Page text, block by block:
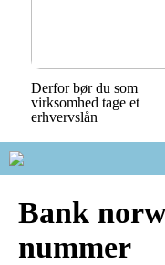
Derfor bør du som
virksomhed tage et
erhvervslån
Bank
nummer